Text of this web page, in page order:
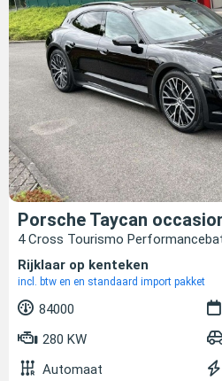
Porsche Taycan
4 Cross Tourismo
Rijklaar op kenteken
incl. btw en en standaard import pakket
84000
280 KW
Automaat